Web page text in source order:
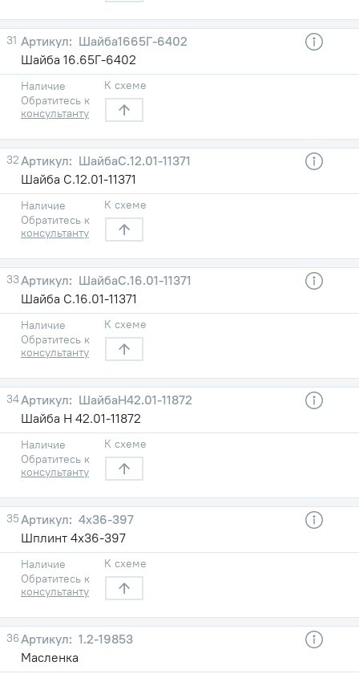
31
Шайба1665Г-6402
Шайба 16.65Г-6402
Наличие
Обратитесь к
консультанту
К схеме
32
ШайбаC.12.01-11371
Шайба C.12.01-11371
Наличие
Обратитесь к
консультанту
К схеме
33
ШайбаC.16.01-11371
Шайба C.16.01-11371
Наличие
Обратитесь к
консультанту
К схеме
34
ШайбаН42.01-11872
Шайба Н 42.01-11872
Наличие
Обратитесь к
консультанту
К схеме
35
4х36-397
Шплинт 4х36-397
Наличие
Обратитесь к
консультанту
К схеме
36
1.2-19853
Масленка